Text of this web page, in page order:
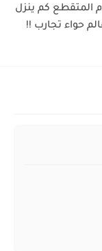
المتقطع كم ينزل
حواء تجارب !!